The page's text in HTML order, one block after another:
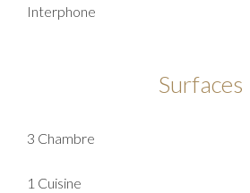
Interphone
Surfaces
3 Chambre
1 Cuisine